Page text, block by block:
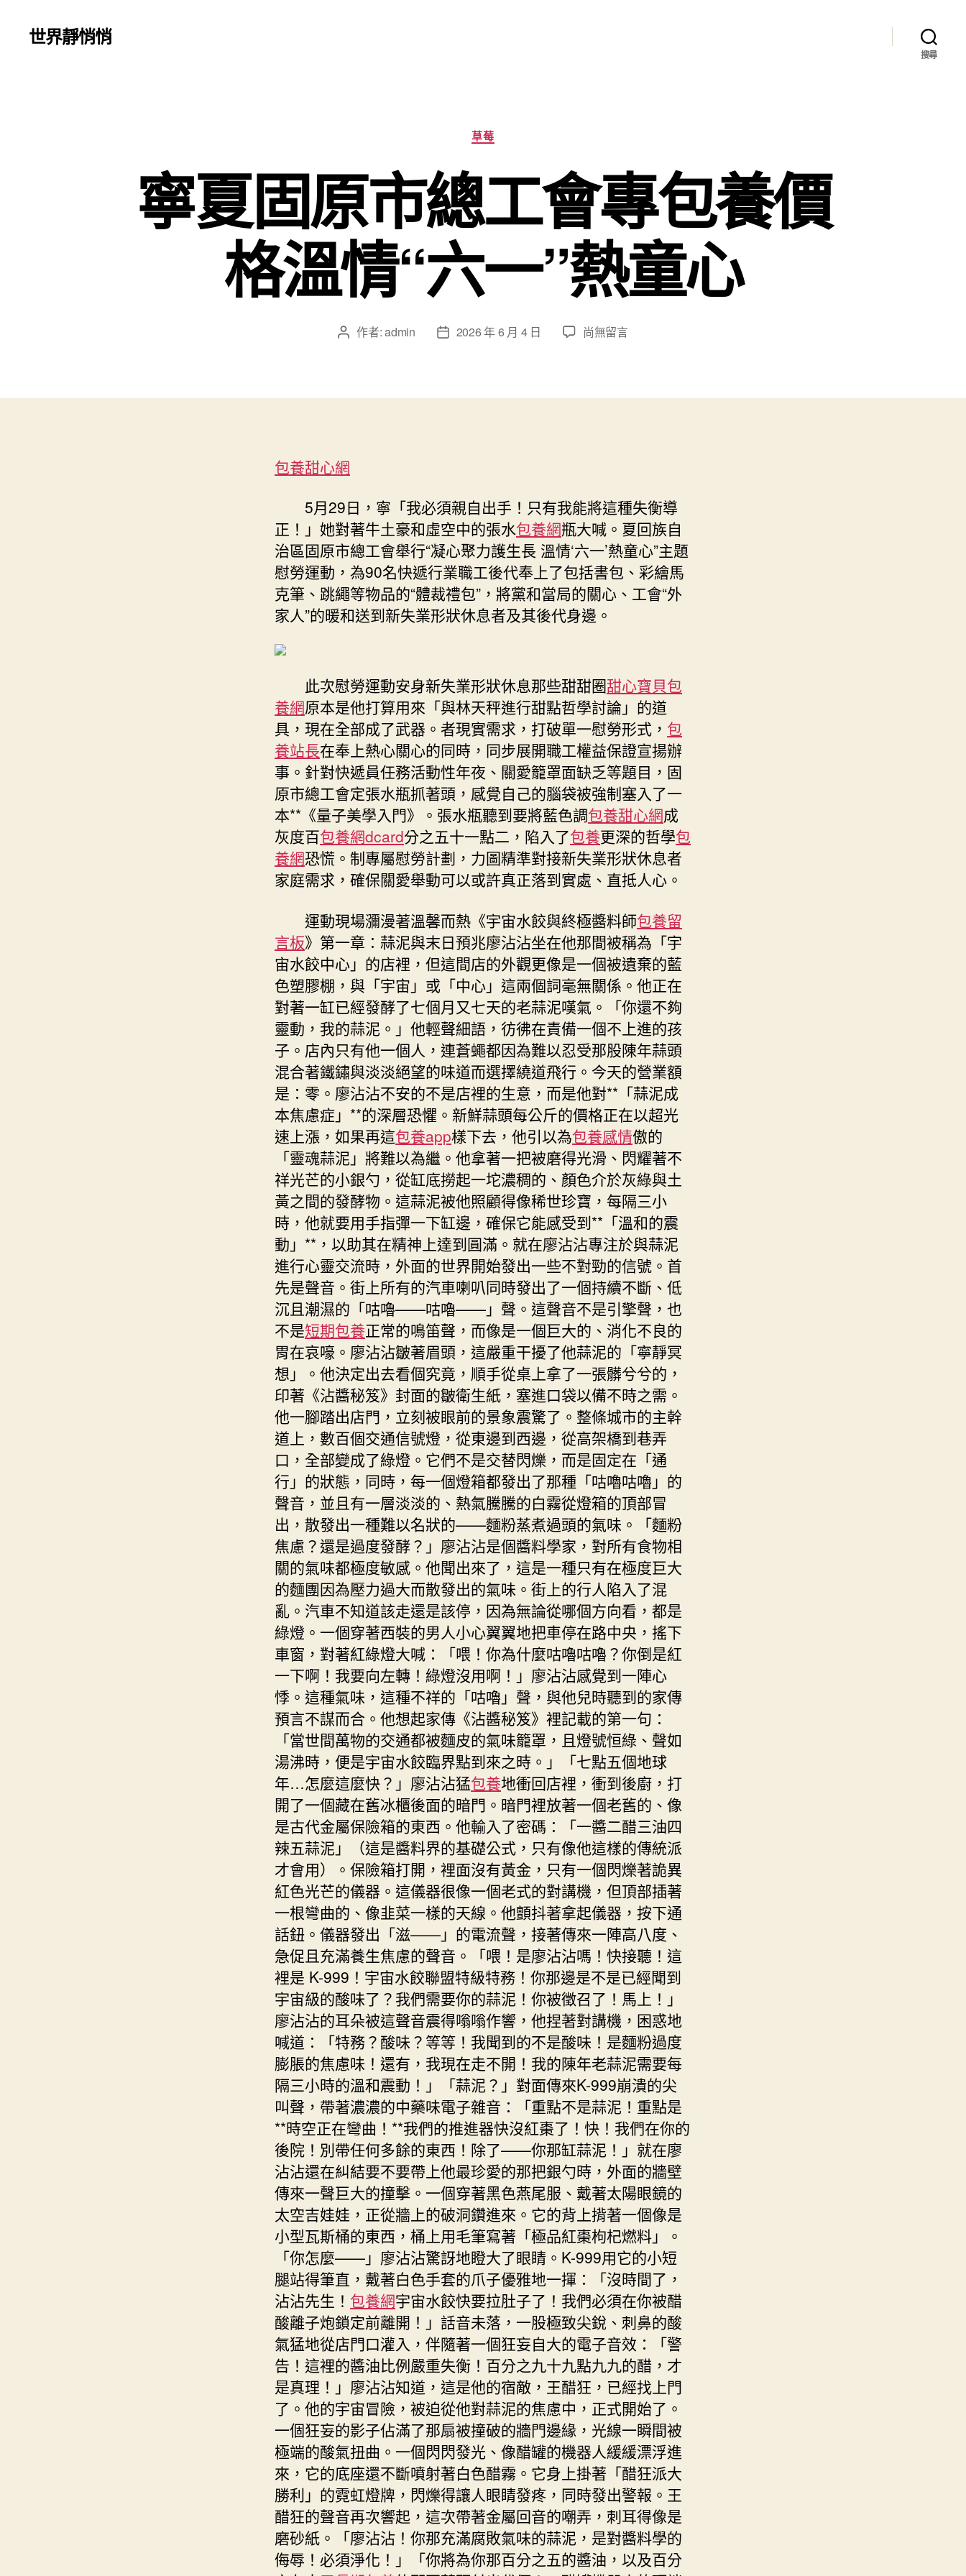
世界靜悄悄
搜尋
分
類
草莓
寧夏固原市總工會專包養價
格溫情“六一”熱童心
文 作者:admin
文
日
2026 年 6 月 4 日
在
原
包
養
價
格
溫
情
“六
一”
心〉
中
尚無留言
包養甜心網
5月29日，寧「我必須親自出手！只有我能將這種失衡導
正！」她對著牛土豪和虛空中的張水包養網瓶大喊。夏回族自
治區固原市總工會舉行“凝心聚力護生長 溫情‘六一’熱童心”主題
慰勞運動，為90名快遞行業職工後代奉上了包括書包、彩繪馬
克筆、跳繩等物品的“體裁禮包”，將黨和當局的關心、工會“外
家人”的暖和送到新失業形狀休息者及其後代身邊。
此次慰勞運動安身新失業形狀休息那些甜甜圈甜心寶貝包
養網原本是他打算用來「與林天秤進行甜點哲學討論」的道
具，現在全部成了武器。者現實需求，打破單一慰勞形式， 包
養站長在奉上熱心關心的同時，同步展開職工權益保證宣揚辦
事。針對快遞員任務活動性年夜、關愛籠罩面缺乏等題目，固
原市總工會定張水瓶抓著頭，感覺自己的腦袋被強制塞入了一
本**《量子美學入門》。張水瓶聽到要將藍色調包養甜心網成
灰度百包養網dcard分之五十一點二，陷入了包養更深的哲學包
養網恐慌。制專屬慰勞計劃，力圖精準對接新失業形狀休息者
家庭需求，確保關愛舉動可以或許真正落到實處、直抵人心。
運動現場瀰漫著溫馨而熱《宇宙水餃與終極醬料師包養留
言板》第一章：蒜泥與末日預兆廖沾沾坐在他那間被稱為「宇
宙水餃中心」的店裡，但這間店的外觀更像是一個被遺棄的藍
色塑膠棚，與「宇宙」或「中心」這兩個詞毫無關係。他正在
對著一缸已經發酵了七個月又七天的老蒜泥嘆氣。「你還不夠
靈動，我的蒜泥。」他輕聲細語，彷彿在責備一個不上進的孩
子。店內只有他一個人，連蒼蠅都因為難以忍受那股陳年蒜頭
混合著鐵鏽與淡淡絕望的味道而選擇繞道飛行。今天的營業額
是：零。廖沾沾不安的不是店裡的生意，而是他對**「蒜泥成
本焦慮症」**的深層恐懼。新鮮蒜頭每公斤的價格正在以超光
速上漲，如果再這包養app樣下去，他引以為包養感情傲的
「靈魂蒜泥」將難以為繼。他拿著一把被磨得光滑、閃耀著不
祥光芒的小銀勺，從缸底撈起一坨濃稠的、顏色介於灰綠與土
黃之間的發酵物。這蒜泥被他照顧得像稀世珍寶，每隔三小
時，他就要用手指彈一下缸邊，確保它能感受到**「溫和的震
動」**，以助其在精神上達到圓滿。就在廖沾沾專注於與蒜泥
進行心靈交流時，外面的世界開始發出一些不對勁的信號。首
先是聲音。街上所有的汽車喇叭同時發出了一個持續不斷、低
沉且潮濕的「咕嚕——咕嚕——」聲。這聲音不是引擎聲，也
不是短期包養正常的鳴笛聲，而像是一個巨大的、消化不良的
胃在哀嚎。廖沾沾皺著眉頭，這嚴重干擾了他蒜泥的「寧靜冥
想」。他決定出去看個究竟，順手從桌上拿了一張髒兮兮的，
印著《沾醬秘笈》封面的皺衛生紙，塞進口袋以備不時之需。
他一腳踏出店門，立刻被眼前的景象震驚了。整條城市的主幹
道上，數百個交通信號燈，從東邊到西邊，從高架橋到巷弄
口，全部變成了綠燈。它們不是交替閃爍，而是固定在「通
行」的狀態，同時，每一個燈箱都發出了那種「咕嚕咕嚕」的
聲音，並且有一層淡淡的、熱氣騰騰的白霧從燈箱的頂部冒
出，散發出一種難以名狀的——麵粉蒸煮過頭的氣味。「麵粉
焦慮？還是過度發酵？」廖沾沾是個醬料學家，對所有食物相
關的氣味都極度敏感。他聞出來了，這是一種只有在極度巨大
的麵團因為壓力過大而散發出的氣味。街上的行人陷入了混
亂。汽車不知道該走還是該停，因為無論從哪個方向看，都是
綠燈。一個穿著西裝的男人小心翼翼地把車停在路中央，搖下
車窗，對著紅綠燈大喊：「喂！你為什麼咕嚕咕嚕？你倒是紅
一下啊！我要向左轉！綠燈沒用啊！」廖沾沾感覺到一陣心
悸。這種氣味，這種不祥的「咕嚕」聲，與他兒時聽到的家傳
預言不謀而合。他想起家傳《沾醬秘笈》裡記載的第一句：
「當世間萬物的交通都被麵皮的氣味籠罩，且燈號恒綠、聲如
湯沸時，便是宇宙水餃臨界點到來之時。」「七點五個地球
年…怎麼這麼快？」廖沾沾猛包養地衝回店裡，衝到後廚，打
開了一個藏在舊冰櫃後面的暗門。暗門裡放著一個老舊的、像
是古代金屬保險箱的東西。他輸入了密碼：「一醬二醋三油四
辣五蒜泥」（這是醬料界的基礎公式，只有像他這樣的傳統派
才會用）。保險箱打開，裡面沒有黃金，只有一個閃爍著詭異
紅色光芒的儀器。這儀器很像一個老式的對講機，但頂部插著
一根彎曲的、像韭菜一樣的天線。他顫抖著拿起儀器，按下通
話鈕。儀器發出「滋——」的電流聲，接著傳來一陣高八度、
急促且充滿養生焦慮的聲音。「喂！是廖沾沾嗎！快接聽！這
裡是 K-999！宇宙水餃聯盟特級特務！你那邊是不是已經聞到
宇宙級的酸味了？我們需要你的蒜泥！你被徵召了！馬上！」
廖沾沾的耳朵被這聲音震得嗡嗡作響，他捏著對講機，困惑地
喊道：「特務？酸味？等等！我聞到的不是酸味！是麵粉過度
膨脹的焦慮味！還有，我現在走不開！我的陳年老蒜泥需要每
隔三小時的溫和震動！」「蒜泥？」對面傳來K-999崩潰的尖
叫聲，帶著濃濃的中藥味電子雜音：「重點不是蒜泥！重點是
**時空正在彎曲！**我們的推進器快沒紅棗了！快！我們在你的
後院！別帶任何多餘的東西！除了——你那缸蒜泥！」就在廖
沾沾還在糾結要不要帶上他最珍愛的那把銀勺時，外面的牆壁
傳來一聲巨大的撞擊。一個穿著黑色燕尾服、戴著太陽眼鏡的
太空吉娃娃，正從牆上的破洞鑽進來。它的背上揹著一個像是
小型瓦斯桶的東西，桶上用毛筆寫著「極品紅棗枸杞燃料」。
「你怎麼——」廖沾沾驚訝地瞪大了眼睛。K-999用它的小短
腿站得筆直，戴著白色手套的爪子優雅地一揮：「沒時間了，
沾沾先生！ 包養網宇宙水餃快要拉肚子了！我們必須在你被醋
酸離子炮鎖定前離開！」話音未落，一股極致尖銳、刺鼻的酸
氣猛地從店門口灌入，伴隨著一個狂妄自大的電子音效：「警
告！這裡的醬油比例嚴重失衡！百分之九十九點九九的醋，才
是真理！」廖沾沾知道，這是他的宿敵，王醋狂，已經找上門
了。他的宇宙冒險，被迫從他對蒜泥的焦慮中，正式開始了。
一個狂妄的影子佔滿了那扇被撞破的牆門邊緣，光線一瞬間被
極端的酸氣扭曲。一個閃閃發光、像醋罐的機器人緩緩漂浮進
來，它的底座還不斷噴射著白色醋霧。它身上掛著「醋狂派大
勝利」的霓虹燈牌，閃爍得讓人眼睛發疼，同時發出警報。王
醋狂的聲音再次響起，這次帶著金屬回音的嘲弄，刺耳得像是
磨砂紙。「廖沾沾！你那充滿腐敗氣味的蒜泥，是對醬料學的
侮辱！必須淨化！」「你將為你那百分之五的醬油，以及百分